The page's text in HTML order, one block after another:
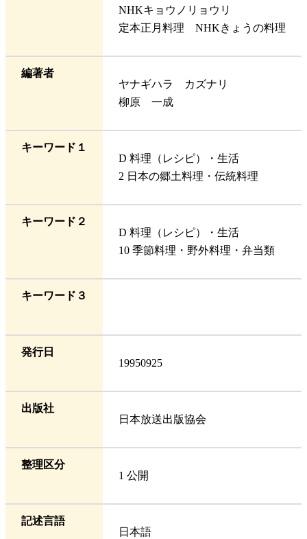
NHKキョウノリョウリ
定本正月料理 NHKきょうの料理
編著者
ヤナギハラ カズナリ
柳原 一成
キーワード１
D 料理（レシピ）・生活
2 日本の郷土料理・伝統料理
キーワード２
D 料理（レシピ）・生活
10 季節料理・野外料理・弁当類
キーワード３
発行日
19950925
出版社
日本放送出版協会
整理区分
1 公開
記述言語
日本語